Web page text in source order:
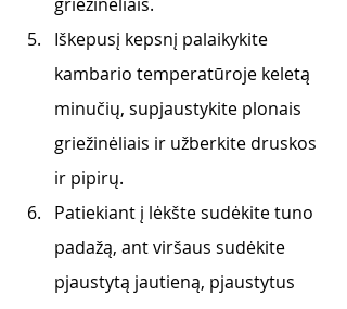
Iškepusį kepsnį palaikykite
kambario temperatūroje keletą
minučių, supjaustykite plonais
griežinėliais ir užberkite druskos
ir pipirų.
Patiekiant į lėkšte sudėkite tuno
padažą, ant viršaus sudėkite
pjaustytą jautieną, pjaustytus